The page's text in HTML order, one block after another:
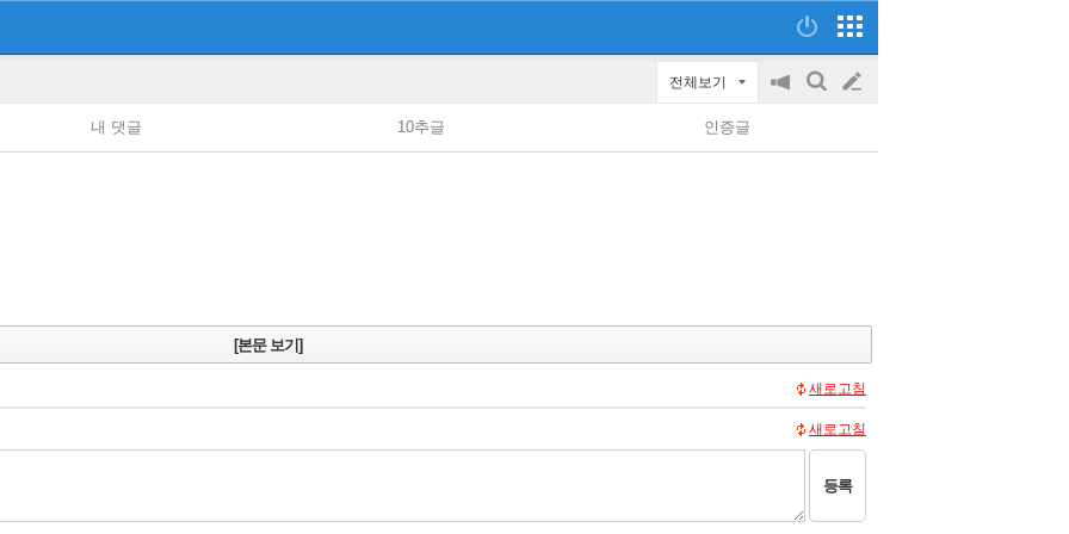
전체보기
공
on/off
검
글
쓰
내 댓글 10추글 인증글
[본문 보기]
새로고침
새로고침
등록